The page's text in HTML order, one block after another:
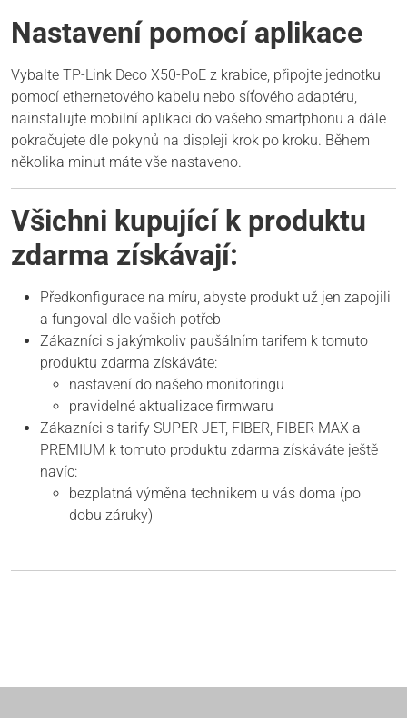
Nastavení pomocí aplikace
Vybalte TP-Link Deco X50-PoE z krabice, připojte jednotku
pomocí ethernetového kabelu nebo síťového adaptéru,
nainstalujte mobilní aplikaci do vašeho smartphonu a dále
pokračujete dle pokynů na displeji krok po kroku. Během
několika minut máte vše nastaveno.
Všichni kupující k produktu
zdarma získávají:
Předkonfigurace na míru, abyste produkt už jen zapojili
a fungoval dle vašich potřeb
Zákazníci s jakýmkoliv paušálním tarifem k tomuto
produktu zdarma získáváte:
nastavení do našeho monitoringu
pravidelné aktualizace firmwaru
Zákazníci s tarify SUPER JET, FIBER, FIBER MAX a
PREMIUM k tomuto produktu zdarma získáváte ještě
navíc:
bezplatná výměna technikem u vás doma (po
dobu záruky)